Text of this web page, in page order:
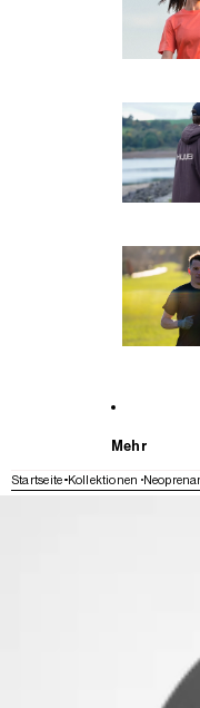
Mehr
Startseite Kollektionen
WEITER ZU DEN